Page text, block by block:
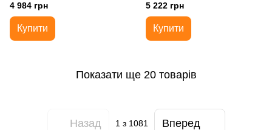
4 984 грн
Купити
5 222 грн
Купити
Показати ще 20 товарів
Назад 1 з 1081 Вперед